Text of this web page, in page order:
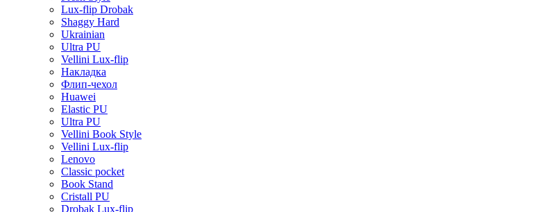
Lux-flip Drobak
Shaggy Hard
Ukrainian
Ultra PU
Vellini Lux-flip
Накладка
Флип-чехол
Huawei
Elastic PU
Ultra PU
Vellini Book Style
Vellini Lux-flip
Lenovo
Classic pocket
Book Stand
Cristall PU
Drobak Lux-flip